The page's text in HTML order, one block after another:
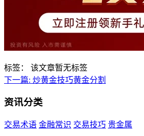
标签：
该文章暂无标签
下一篇: 炒黄金技巧黄金分割
资讯分类
交易术语 金融常识 交易技巧 贵金属